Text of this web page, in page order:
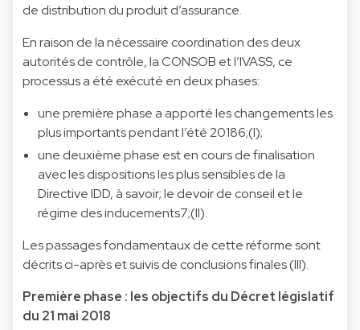
de distribution du produit d’assurance.
En raison de la nécessaire coordination des deux
autorités de contrôle, la CONSOB et l’IVASS, ce
processus a été exécuté en deux phases:
une première phase a apporté les changements les
plus importants pendant l’été 20186;(I);
une deuxième phase est en cours de finalisation
avec les dispositions les plus sensibles de la
Directive IDD, à savoir; le devoir de conseil et le
régime des inducements7;(II).
Les passages fondamentaux de cette réforme sont
décrits ci-après et suivis de conclusions finales (III).
Première phase : les objectifs du Décret législatif
du 21 mai 2018